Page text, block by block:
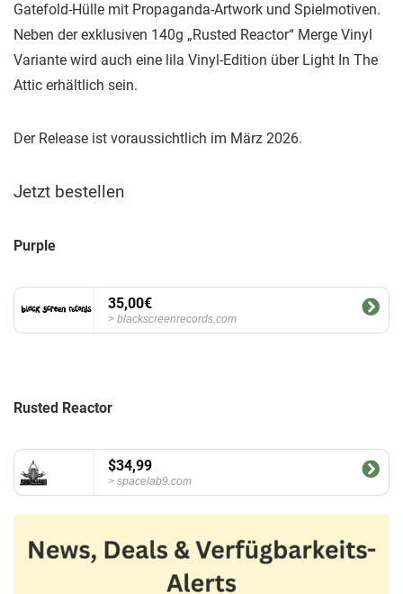
Gatefold-Hülle mit Propaganda-Artwork und Spielmotiven.
Neben der exklusiven 140g „Rusted Reactor“ Merge Vinyl
Variante wird auch eine lila Vinyl-Edition über Light In The
Attic erhältlich sein.
Der Release ist voraussichtlich im März 2026.
Jetzt bestellen
Purple
35,00€
blackscreenrecords.com
Rusted Reactor
$34,99
spacelab9.com